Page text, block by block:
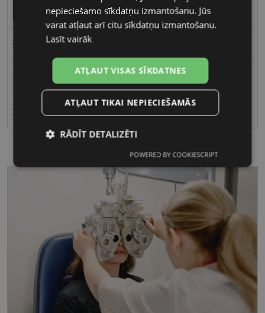
Apaļas / Ovālas
Sievietēm
21
nepieciešamo sīkdatņu izmantošanu. Jūs
varat atļaut arī citu sīkdatņu izmantošanu.
Lasīt vairāk
ATĻAUT VISAS SĪKDATNES
ATĻAUT TIKAI NEPIECIEŠAMĀS
RĀDĪT DETALIZĒTI
sīkdatnes
Statistikas
sīkdatnes
Mārketinga
sīkdatnes
Funkcionālās
sīkdatnes
Nepieciešamās sīkdatnes
POWERED BY COOKIESCRIPT